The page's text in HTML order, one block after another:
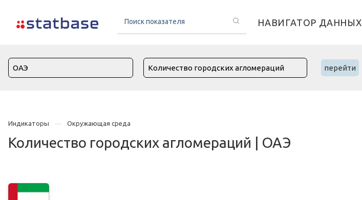
НАВИГАТОР ДАННЫХ
перейти
Индикаторы Окружающая среда
Количество городских агломераций | ОАЭ